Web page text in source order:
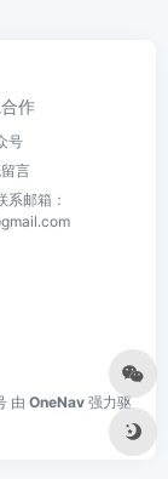
作
号
言
系邮箱：
由 OneNav 强力驱